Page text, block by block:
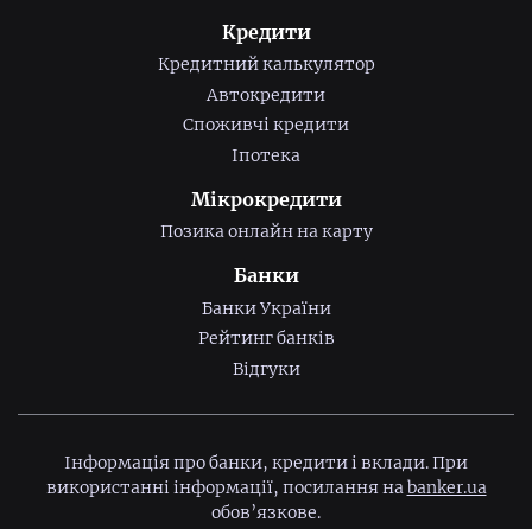
Кредити
Кредитний калькулятор
Автокредити
Споживчі кредити
Іпотека
Мікрокредити
Позика онлайн на карту
Банки
Банки України
Рейтинг банків
Відгуки
Інформація про банки, кредити і вклади. При
використанні інформації, посилання на banker.ua
обов’язкове.